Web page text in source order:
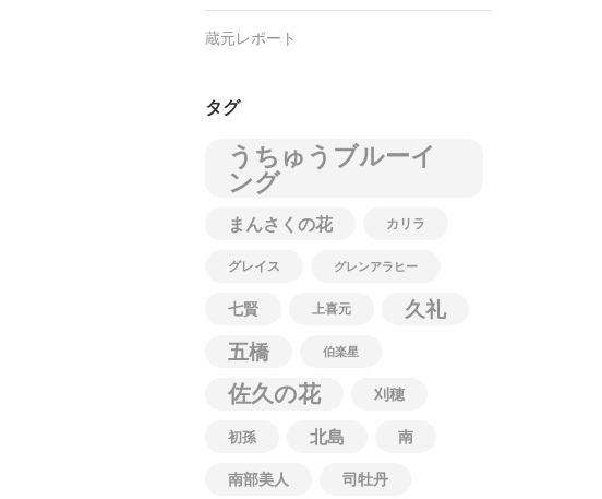
蔵元レポート
タグ
うちゅうブルーイ
ング
まんさくの花 カリラ
グレイス グレンアラヒー
七賢 上喜元
久礼
五橋
伯楽星
佐久の花 刈穂
初孫 北島 南
南部美人 司牡丹